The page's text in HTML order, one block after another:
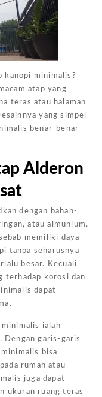
kanopi minimalis?
atap yang
teras atau halaman
yang simpel
benar-benar
Alderon
dengan bahan-
atau almunium.
memiliki daya
tanpa seharusnya
besar. Kecuali
terhadap korosi dan
dapat
ialah
Dengan garis-garis
bisa
rumah atau
juga dapat
ukuran ruang teras